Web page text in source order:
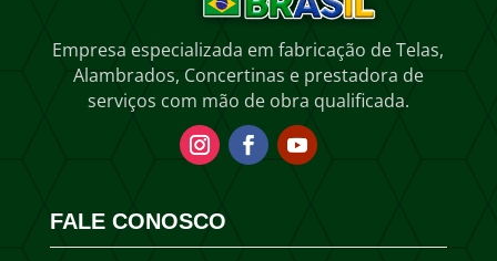
Empresa especializada em fabricação de Telas,
Alambrados, Concertinas e prestadora de
serviços com mão de obra qualificada.
FALE CONOSCO